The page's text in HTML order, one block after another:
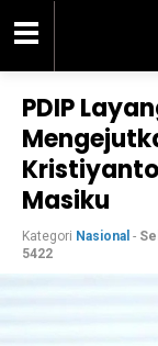
PDIP
Masiku
Kategori Nasional -
5422